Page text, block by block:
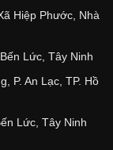
Hiệp Phước, Nhà
Lức, Tây Ninh
P. An Lạc, TP. Hồ
Lức, Tây Ninh